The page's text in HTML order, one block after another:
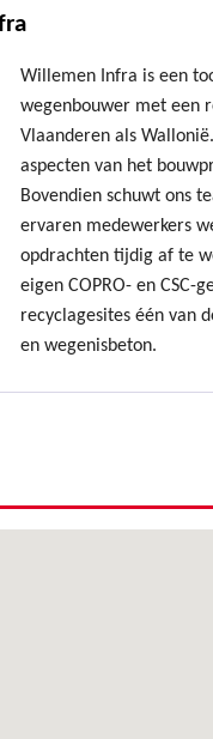
Willemen Infra is een
wegenbouwer met een
Vlaanderen als
aspecten van het
Bovendien schuwt ons
ervaren medewerkers
opdrachten tijdig af te
eigen COPRO- en
recyclagesites één van
en wegenisbeton.